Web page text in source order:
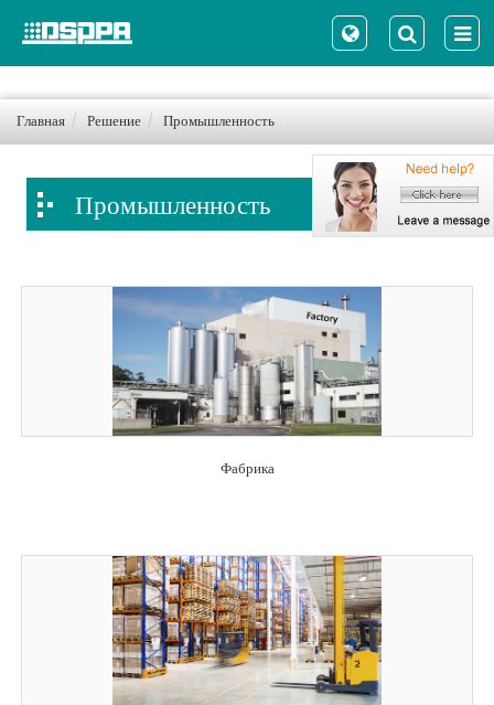
Главная Решение Промышленность
Промышленность
Фабрика